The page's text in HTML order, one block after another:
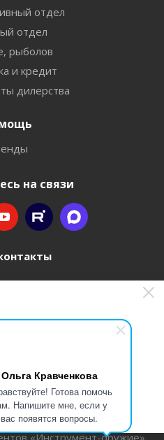
Ольга Кравченкова
Готова помочь
Напишите мне, если у
вас появятся вопросы.
отдел
отдел
рыболов
и кредит
дилерства
на связи
77-00-962
Преображенского, д.6А,
«Инструмент-оружие»
сайт Вы даете
cookie и
аналитики
Подробнее